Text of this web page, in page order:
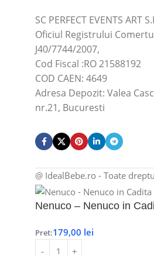
SC PERFECT EVENTS ART
Oficiul Registrului
J40/7744/2007,
Cod Fiscal :RO 21588192
COD CAEN: 4649
Adresa Depozit: Valea
nr.21, Bucuresti
@ IdealBebe.ro - Toate
Nenuco – Nenuco in
Pret:179,00 lei